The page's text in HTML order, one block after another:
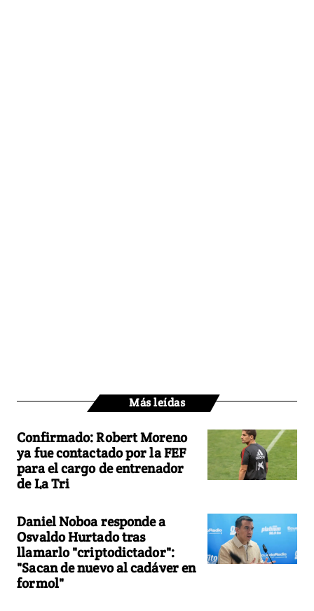
Más leídas
Confirmado: Robert Moreno
ya fue contactado por la FEF
para el cargo de entrenador
de La Tri
Daniel Noboa responde a
Osvaldo Hurtado tras
llamarlo "criptodictador":
"Sacan de nuevo al cadáver en
formol"